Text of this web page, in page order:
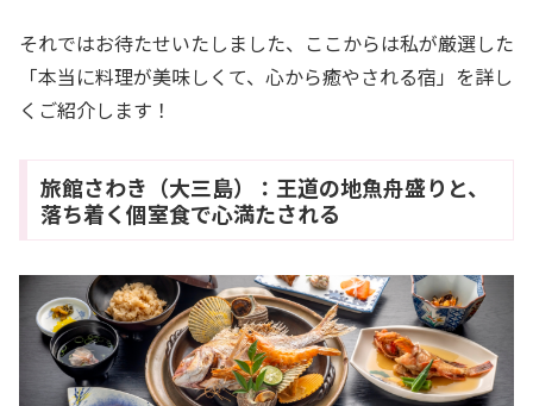
それではお待たせいたしました、ここからは私が厳選した
「本当に料理が美味しくて、心から癒やされる宿」を詳し
くご紹介します！
旅館さわき（大三島）：王道の地魚舟盛りと、
落ち着く個室食で心満たされる